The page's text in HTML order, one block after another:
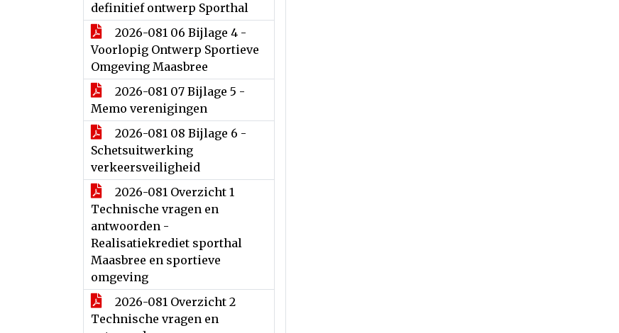
definitief ontwerp Sporthal
2026-081 06 Bijlage 4 -
Voorlopig Ontwerp Sportieve
Omgeving Maasbree
2026-081 07 Bijlage 5 -
Memo verenigingen
2026-081 08 Bijlage 6 -
Schetsuitwerking
verkeersveiligheid
2026-081 Overzicht 1
Technische vragen en
antwoorden -
Realisatiekrediet sporthal
Maasbree en sportieve
omgeving
2026-081 Overzicht 2
Technische vragen en